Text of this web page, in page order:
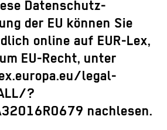
Datenschutz-
der EU können Sie
online auf EUR-Lex,
EU-Recht, unter
legal-
?
nachlesen.